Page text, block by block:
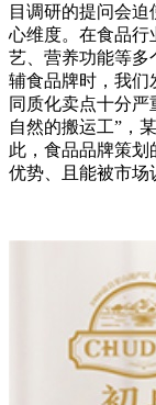
目调研的提问会
心维度。在食品行
艺、营养功能等多
辅食品牌时，我们
同质化卖点十分
自然的搬运工”，
此，食品品牌策
优势、且能被市场